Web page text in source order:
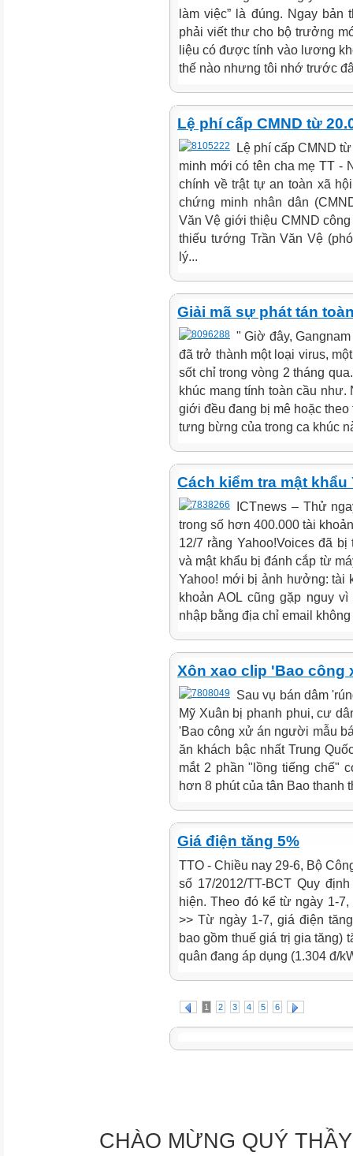
làm việc” là đúng. Ngay
phải viết thư cho bộ trưởng
liệu có được tính vào lương
thế nào nhưng tôi nhớ trước
Lệ phí cấp CMND từ
Lệ phí cấp CMND
minh mới có tên cha mẹ TT -
chính về trật tự an toàn xã
chứng minh nhân dân
Văn Vệ giới thiệu CMND
thiếu tướng Trần Văn Vệ
lý...
Giải mã sự phát tán
" Giờ đây,
đã trở thành một loại virus,
sốt chỉ trong vòng 2 tháng
khúc mang tính toàn cầu
giới đều đang bị mê hoặc
tưng bừng của trong ca khúc
Cách kiểm tra mật
ICTnews – Thử
trong số hơn 400.000 tài
12/7 rằng Yahoo!Voices đã
và mật khẩu bị đánh cắp từ
Yahoo! mới bị ảnh hưởng: tài
khoản AOL cũng gặp nguy
nhập bằng địa chỉ email không
Xôn xao clip 'Bao
Sau vụ bán dâm
Mỹ Xuân bị phanh phui, cư
'Bao công xử án người mẫu
ăn khách bậc nhất Trung
mắt 2 phần "lồng tiếng chế"
hơn 8 phút của tân Bao thanh
Giá điện tăng 5%
TTO - Chiều nay 29-6, Bộ
số 17/2012/TT-BCT Quy
hiện. Theo đó kể từ ngày 1-
>> Từ ngày 1-7, giá điện
bao gồm thuế giá trị gia tăng)
quân đang áp dụng (1.304 đ/
1 2 3 4 5 6
CHÀO MỪNG QUÝ